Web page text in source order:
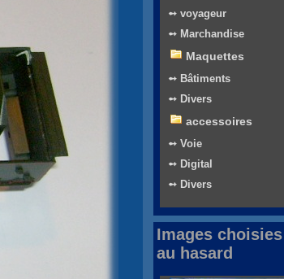
➻ voyageur
➻ Marchandise
Maquettes
➻ Bâtiments
➻ Divers
accessoires
➻ Voie
➻ Digital
➻ Divers
Images choisies
au hasard